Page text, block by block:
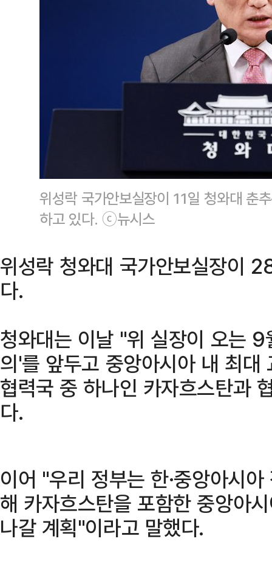
위성락 국가안보실장이 11일 청와대 춘
하고 있다. ⓒ뉴시스
위성락 청와대 국가안보실장이
다.
청와대는 이날 "위 실장이 오는 9
의'를 앞두고 중앙아시아 내 최대
협력국 중 하나인 카자흐스탄과
다.
이어 "우리 정부는 한·중앙아시
해 카자흐스탄을 포함한 중앙아
나갈 계획"이라고 말했다.